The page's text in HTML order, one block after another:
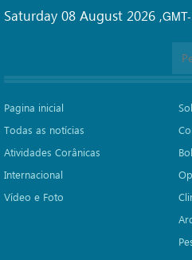
Saturday 08 August 2026 ,
Pagina inicial
Todas as notícias
Atividades Corânicas
Internacional
Vídeo e Foto